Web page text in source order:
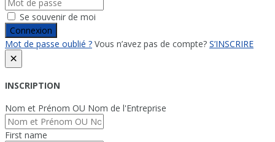
Se souvenir de moi
Connexion
Mot de passe oublié ? Vous n’avez pas de compte? S’INSCRIRE
×
INSCRIPTION
Nom et Prénom OU Nom de l'Entreprise
First name